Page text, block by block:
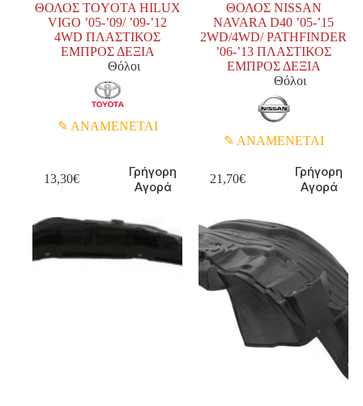
ΘΟΛΟΣ TOYOTA HILUX
VIGO ’05-’09/ ’09-’12
4WD ΠΛΑΣΤΙΚΟΣ
ΕΜΠΡΟΣ ΔΕΞΙΑ
Θόλοι
ΑΝΑΜΕΝΕΤΑΙ
13,30€
Γρήγορη
Αγορά
ΘΟΛΟΣ NISSAN
NAVARA D40 ’05-’15
2WD/4WD/ PATHFINDER
’06-’13 ΠΛΑΣΤΙΚΟΣ
ΕΜΠΡΟΣ ΔΕΞΙΑ
Θόλοι
ΑΝΑΜΕΝΕΤΑΙ
21,70€
Γρήγορη
Αγορά